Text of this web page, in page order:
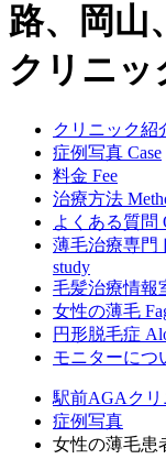
路、岡山
クリニッ
クリニック紹
症例写真 Case
料金 Fee
治療方法
よくある質問
薄毛治療専門
study
毛髪治療情報
女性の薄毛
円形脱毛症
モニターにつ
駅前AGAクリ
症例写真
女性の薄毛